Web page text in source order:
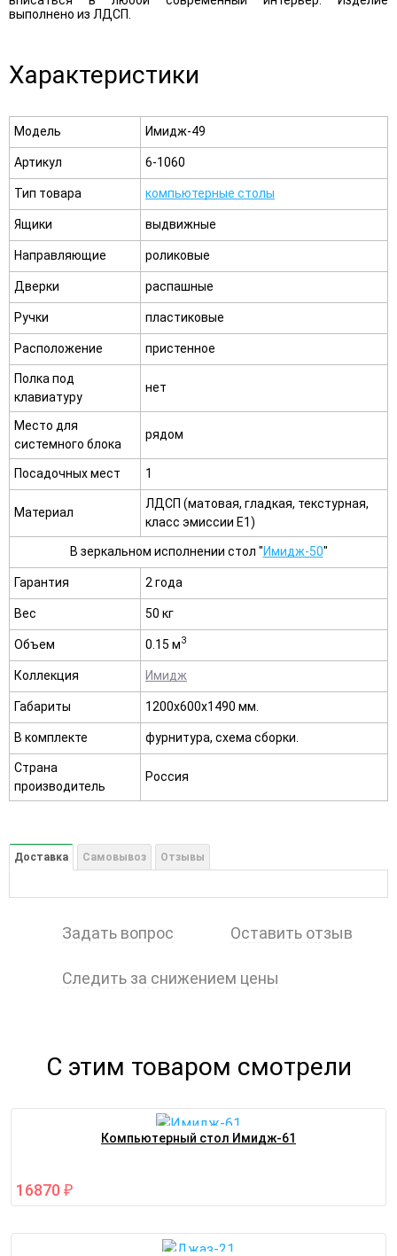
выполнено из ЛДСП.
Характеристики
Модель Имидж-49
Артикул 6-1060
Тип товара компьютерные столы
Ящики выдвижные
Направляющие роликовые
Дверки распашные
Ручки пластиковые
Расположение пристенное
Полка под
клавиатуру
нет
Место для
системного блока
рядом
Посадочных мест 1
Материал
ЛДСП (матовая, гладкая, текстурная,
класс эмиссии E1)
В зеркальном исполнении стол "Имидж-50"
Гарантия 2 года
Вес 50 кг
Объем 0.15 м3
Коллекция Имидж
Габариты 1200х600х1490 мм.
В комплекте фурнитура, схема сборки.
Страна
производитель
Россия
Доставка Самовывоз Отзывы
Задать вопрос Оставить отзыв
Следить за снижением цены
С этим товаром смотрели
Компьютерный стол Имидж-61
16870 ₽